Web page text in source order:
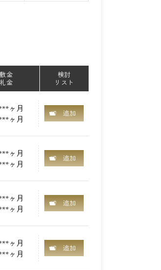
敷金
礼金
検討
リスト
ヶ月
ヶ月
追加
ヶ月
ヶ月
追加
ヶ月
ヶ月
追加
ヶ月
ヶ月
追加